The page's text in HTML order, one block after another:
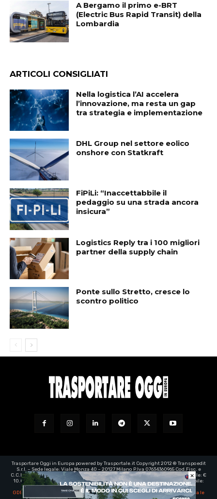
A Bergamo il primo e-BRT
(Electric Bus Rapid Transit) della
Lombardia
ARTICOLI CONSIGLIATI
Nella logistica l’AI accelera
l’innovazione, ma resta un gap
tra strategia e implementazione
DHL Group nel settore eolico
onshore con Statkraft
FiPiLi: “Inaccettabbile il
pedaggio su una strada ancora
insicura”
Logistics Reply tra i 100 migliori
partner della supply chain
Ponte sullo Stretto, cresce lo
scontro politico
Trasportare Oggi in Europa powered by Trasportale.it Copyright 2012 ® Transpoedit
S.r.l. – Sede legale: Viale Monza 40 – 20127 Milano P.Iva 07634360965 Cod.Fisc. e
C.C.I.A.A. Milano registro imprese: 07634360965 – Rea n° 1973199 - Capitale Sociale: €
10.000,00 – e-mail certificata:transpoedit@legalmail.it- Direttore responsabile:
Luca Barassi
GDPR | EU Regolamento generale sulla protezione dei dati personali-Aggiorna le
×